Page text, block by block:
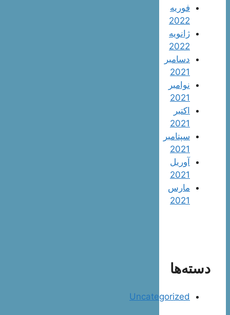
فوریه
2022
ژانویه
2022
دسامبر
2021
نوامبر
2021
اکتبر
2021
سپتامبر
2021
آوریل
2021
مارس
2021
دسته‌ها
Uncategorized